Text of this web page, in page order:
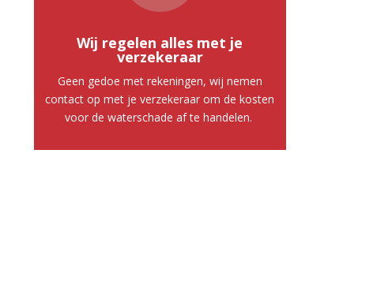
Wij regelen alles met je
verzekeraar
Geen gedoe met rekeningen, wij nemen
contact op met je verzekeraar om de kosten
voor de waterschade af te handelen.